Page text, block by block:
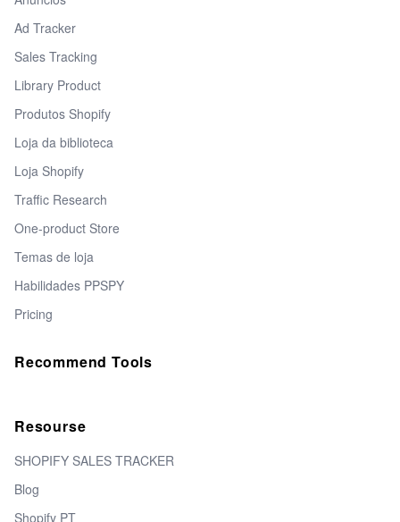
Ad Tracker
Sales Tracking
Library Product
Produtos Shopify
Loja da biblioteca
Loja Shopify
Traffic Research
One-product Store
Temas de loja
Habilidades PPSPY
Pricing
Recommend Tools
Resourse
SHOPIFY SALES TRACKER
Blog
Shopify PT